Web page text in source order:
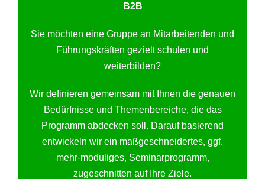
B2B
Sie möchten eine Gruppe an Mitarbeitenden und
Führungskräften gezielt schulen und
weiterbilden?
Wir definieren gemeinsam mit Ihnen die genauen
Bedürfnisse und Themenbereiche, die das
Programm abdecken soll. Darauf basierend
entwickeln wir ein maßgeschneidertes, ggf.
mehr-moduliges, Seminarprogramm,
zugeschnitten auf Ihre Ziele.